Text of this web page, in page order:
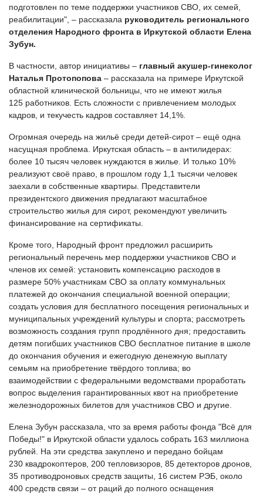
подготовлен по теме поддержки участников СВО, их семей,
реабилитации", – рассказала руководитель регионального
отделения Народного фронта в Иркутской области Елена
Зубун.
В частности, автор инициативы – главный акушер-гинеколог
Наталья Протопопова – рассказала на примере Иркутской
областной клинической больницы, что не имеют жилья
125 работников. Есть сложности с привлечением молодых
кадров, и текучесть кадров составляет 14,1%.
Огромная очередь на жильё среди детей-сирот – ещё одна
насущная проблема. Иркутская область – в антилидерах:
более 10 тысяч человек нуждаются в жилье. И только 10%
реализуют своё право, в прошлом году 1,1 тысячи человек
заехали в собственные квартиры. Представители
президентского движения предлагают масштабное
строительство жилья для сирот, рекомендуют увеличить
финансирование на сертификаты.
Кроме того, Народный фронт предложил расширить
региональный перечень мер поддержки участников СВО и
членов их семей: установить компенсацию расходов в
размере 50% участникам СВО за оплату коммунальных
платежей до окончания специальной военной операции;
создать условия для бесплатного посещения региональных и
муниципальных учреждений культуры и спорта; рассмотреть
возможность создания групп продлённого дня; предоставить
детям погибших участников СВО бесплатное питание в школе
до окончания обучения и ежегодную денежную выплату
семьям на приобретение твёрдого топлива; во
взаимодействии с федеральными ведомствами проработать
вопрос выделения гарантированных квот на приобретение
железнодорожных билетов для участников СВО и другие.
Елена Зубун рассказала, что за время работы фонда "Всё для
Победы!" в Иркутской области удалось собрать 163 миллиона
рублей. На эти средства закуплено и передано бойцам
230 квадрокоптеров, 200 тепловизоров, 85 детекторов дронов,
35 противодроновых средств защиты, 16 систем РЭБ, около
400 средств связи – от раций до полного оснащения